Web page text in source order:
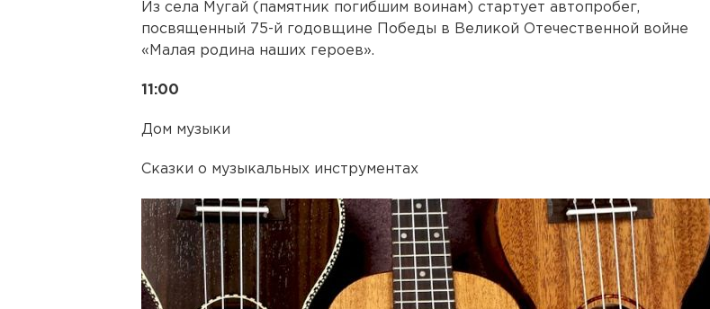
Из села Мугай (памятник погибшим воинам) стартует автопробег,
посвященный 75-й годовщине Победы в Великой Отечественной войне
«Малая родина наших героев».
11:00
Дом музыки
Сказки о музыкальных инструментах